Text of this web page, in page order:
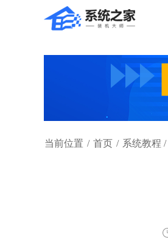
当前位置 / 首页 / 系统教程 /